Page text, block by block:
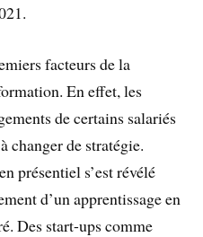
facteurs de la
En effet, les
de certains salariés
changer de stratégie.
présentiel s’est révélé
d’un apprentissage en
Des start-ups comme